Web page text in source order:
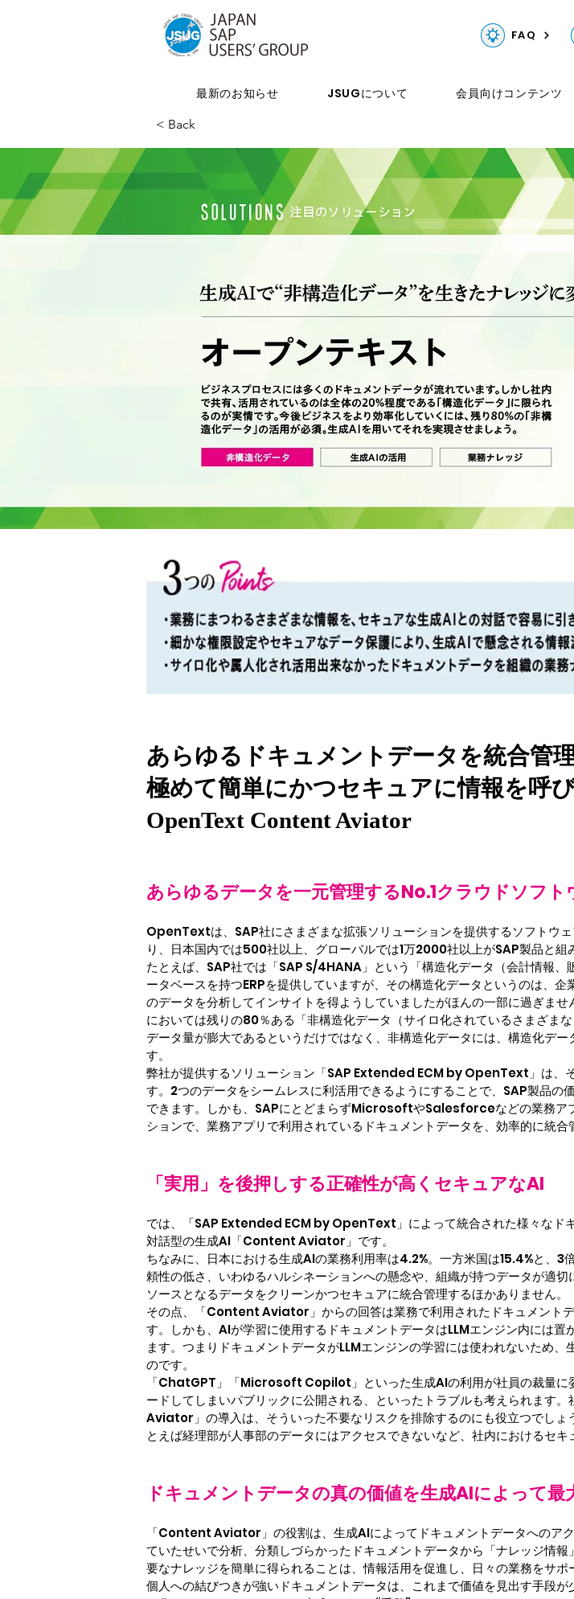
FAQ
最新のお知らせ JSUGについて 会員向けコンテンツ
< Back
あらゆるドキュメントデータを統合管
極めて簡単にかつセキュアに情報を呼
OpenText Content Aviator
あらゆるデータを一元管理するNo.1クラウドソフト
OpenTextは、SAP社にさまざまな拡張ソリューションを提供するソフトウ
り、日本国内では500社以上、グローバルでは1万2000社以上がSAP製品と組
たとえば、SAP社では「SAP S/4HANA」という「構造化データ（会計情報
ータベースを持つERPを提供していますが、その構造化データというのは、
のデータを分析してインサイトを得ようしていましたがほんの一部に過ぎま
においては残りの80％ある「非構造化データ（サイロ化されているさまざま
データ量が膨大であるというだけではなく、非構造化データには、構造化デ
す。
弊社が提供するソリューション「SAP Extended ECM by OpenText」は、
す。2つのデータをシームレスに利活用できるようにすることで、SAP製品
できます。しかも、SAPにとどまらずMicrosoftやSalesforceなどの業務ア
ションで、業務アプリで利用されているドキュメントデータを、効率的に統
「実用」を後押しする正確性が高くセキュアなAI
では、「SAP Extended ECM by OpenText」によって統合された様々なド
対話型の生成AI「Content Aviator」です。
ちなみに、日本における生成AIの業務利用率は4.2%。一方米国は15.4%と、
頼性の低さ、いわゆるハルシネーションへの懸念や、組織が持つデータが適
ソースとなるデータをクリーンかつセキュアに統合管理するほかありません。
その点、「Content Aviator」からの回答は業務で利用されたドキュメント
す。しかも、AIが学習に使用するドキュメントデータはLLMエンジン内には
ます。つまりドキュメントデータがLLMエンジンの学習には使われないため
のです。
「ChatGPT」「Microsoft Copilot」といった生成AIの利用が社員の裁量に
ードしてしまいパブリックに公開される、といったトラブルも考えられます
Aviator」の導入は、そういった不要なリスクを排除するのにも役立つでしょ
とえば経理部が人事部のデータにはアクセスできないなど、社内におけるセキ
ドキュメントデータの真の価値を生成AIによって最
「Content Aviator」の役割は、生成AIによってドキュメントデータへのア
ていたせいで分析、分類しづらかったドキュメントデータから「ナレッジ情
要なナレッジを簡単に得られることは、情報活用を促進し、日々の業務をサポ
個人への結びつきが強いドキュメントデータは、これまで価値を見出す手段